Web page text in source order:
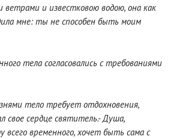
и известковою водою, она как
мне: ты не способен быть моим
тела согласовались с требованиями
тело требует отдохновения,
свое сердце святитель.- Душа,
всего временного, хочет быть сама с